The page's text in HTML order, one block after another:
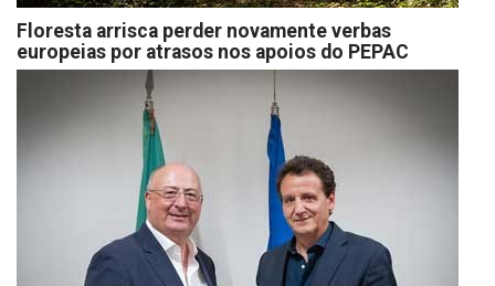
Floresta arrisca perder novamente verbas
europeias por atrasos nos apoios do PEPAC